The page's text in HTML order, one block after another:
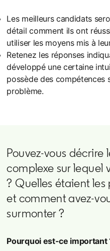
Les meilleurs candidats
détail comment ils ont
utiliser les moyens mis à
Retenez les réponses
développé une certaine
possède des compétences
problème.
Pouvez-vous décrire
complexe sur lequel
? Quelles étaient
et comment avez-
surmonter ?
Pourquoi est-ce important